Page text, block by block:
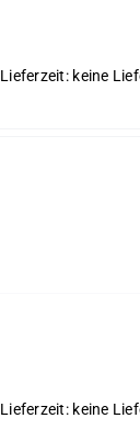
Lieferzeit: keine
Lieferzeit: keine